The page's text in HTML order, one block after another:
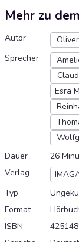
Mehr zu
Autor
Sprecher
Esra
Dauer
26
Verlag
Typ
Format
ISBN